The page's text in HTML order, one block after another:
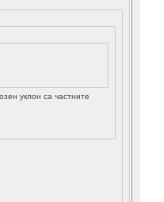
уклон са частните